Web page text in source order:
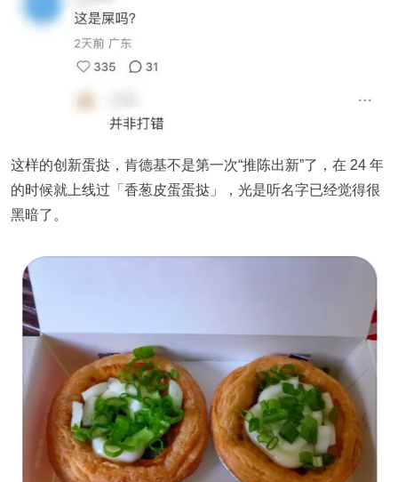
这样的创新蛋挞，肯德基不是第一次“推陈出新”了，在 24 年
的时候就上线过「 香葱皮蛋蛋挞 」，光是听名字已经觉得很
黑暗了。